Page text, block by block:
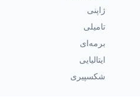
ژاپنی
تامیلی
برمه‌ای
ایتالیایی
شکسپیری